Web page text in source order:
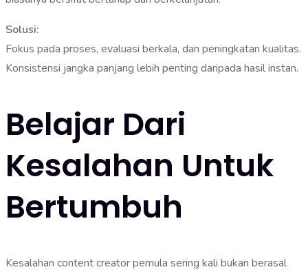
Solusi:
Fokus pada proses, evaluasi berkala, dan peningkatan kualitas.
Konsistensi jangka panjang lebih penting daripada hasil instan.
Belajar Dari
Kesalahan Untuk
Bertumbuh
Kesalahan content creator pemula sering kali bukan berasal